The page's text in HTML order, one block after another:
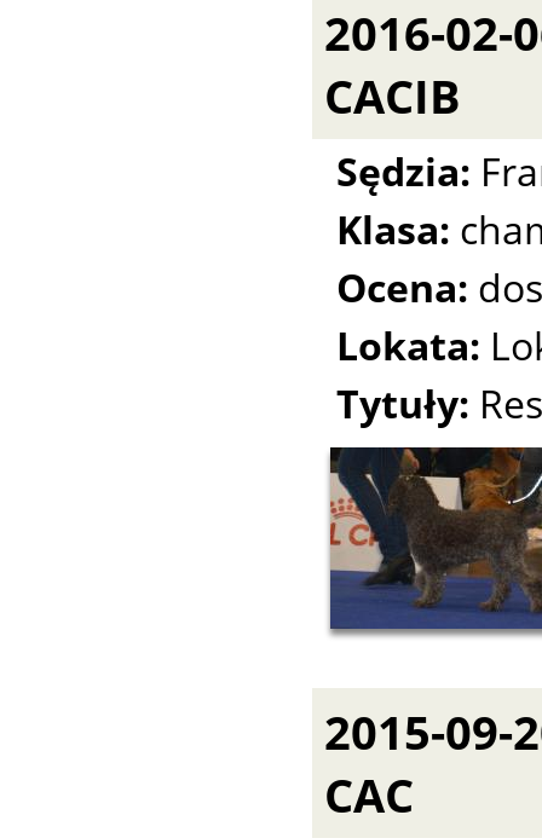
2016-
CACIB
Sędzia:
Klasa:
Ocena:
Lokata:
Tytuły:
2015-
CAC